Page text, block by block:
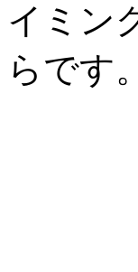
イミン
らです。